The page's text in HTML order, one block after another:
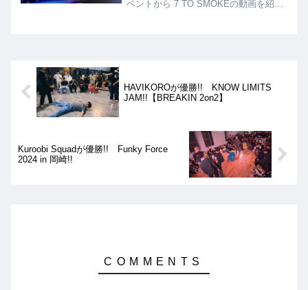
ベントから 7 TO SMOKEの動画を紹介
HAVIKOROが優勝!! KNOW LIMITS
JAM!!【BREAKIN 2on2】
Kuroobi Squadが優勝!! Funky Force
2024 in 岡崎!!